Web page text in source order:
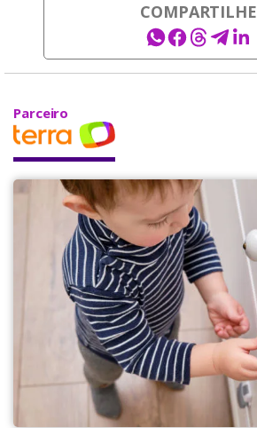
COMPARTILHE
Parceiro